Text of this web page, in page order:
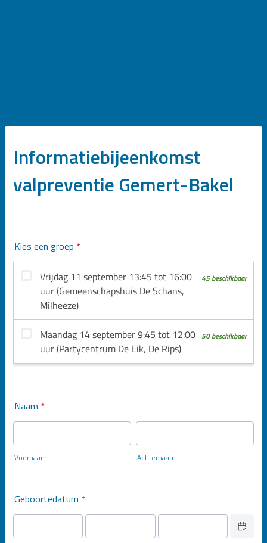
Informatiebijeenkomst
valpreventie Gemert-Bakel
Kies een groep *
Naam *
Voornaam Achternaam
Geboortedatum *
Date